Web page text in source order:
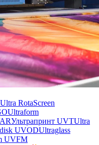
Ultra RotaScreen
Ultraform
Ультрапринт UVTUltra
UVODUltraglass
UVFM